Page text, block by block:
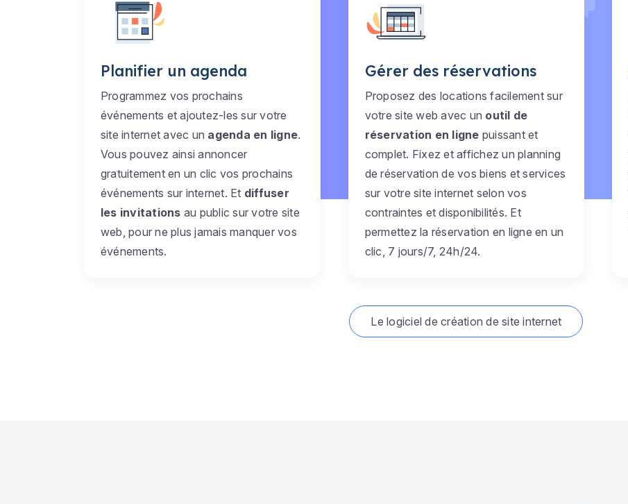
Planifier un agenda
Programmez vos prochains
événements et ajoutez-les sur votre
site internet avec un agenda en ligne.
Vous pouvez ainsi annoncer
gratuitement en un clic vos prochains
événements sur internet. Et diffuser
les invitations au public sur votre site
web, pour ne plus jamais manquer vos
événements.
Gérer des réservations
Proposez des locations facilement sur
votre site web avec un outil de
réservation en ligne puissant et
complet. Fixez et affichez un planning
de réservation de vos biens et services
sur votre site internet selon vos
contraintes et disponibilités. Et
permettez la réservation en ligne en un
clic, 7 jours/7, 24h/24.
Le logiciel de création de site internet